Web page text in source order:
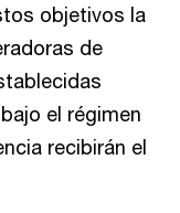
objetivos la
de
el régimen
recibirán el